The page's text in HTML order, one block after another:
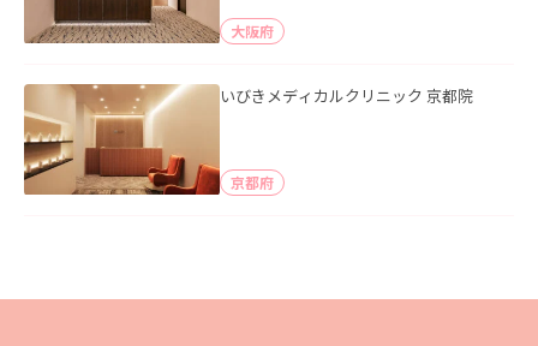
大阪府
いびきメディカルクリニック 京都院
京都府